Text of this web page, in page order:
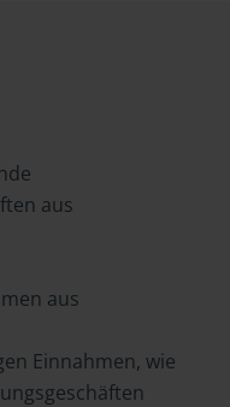
aus
aus
Einnahmen, wie